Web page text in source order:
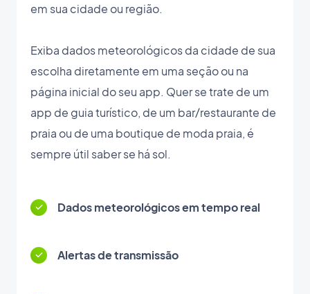
em sua cidade ou região.
Exiba dados meteorológicos da cidade de sua
escolha diretamente em uma seção ou na
página inicial do seu app. Quer se trate de um
app de guia turístico, de um bar/restaurante de
praia ou de uma boutique de moda praia, é
sempre útil saber se há sol.
Dados meteorológicos em tempo real
Alertas de transmissão